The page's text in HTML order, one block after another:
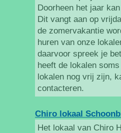
Doorheen het jaar
Dit vangt aan op
de zomervakantie
huren van onze
daarvoor spreek je
heeft de lokalen
lokalen nog vrij zijn,
contacteren.
Chiro lokaal
Het lokaal van Chiro